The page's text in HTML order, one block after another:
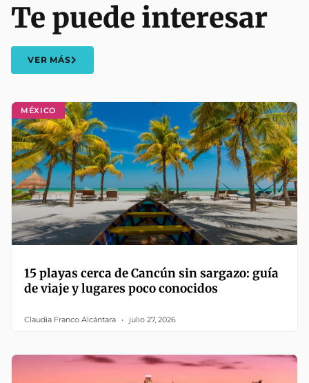
MÉXICO
15 playas cerca de Cancún sin sargazo: guía
de viaje y lugares poco conocidos
Claudia Franco Alcántara julio 27, 2026
Te puede interesar
VER MÁS